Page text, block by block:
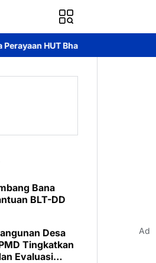
80 di Palangka Raya
Bana
BLT-DD
Desa
Tingkatkan
Evaluasi
Ad